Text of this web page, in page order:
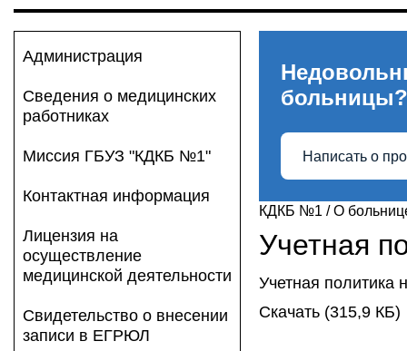
Администрация
Сведения о медицинских
работниках
Миссия ГБУЗ "КДКБ №1"
Контактная информация
Лицензия на
осуществление
медицинской деятельности
Свидетельство о внесении
записи в ЕГРЮЛ
больницы?
Написать о
КДКБ №1 /О
Учетная
Учетная политика
Скачать (315,9 КБ)